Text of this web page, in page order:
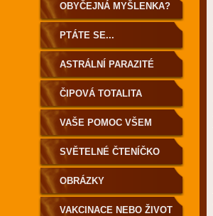
OBYČEJNÁ MYŠLENKA?
PTÁTE SE...
ASTRÁLNÍ PARAZITÉ
ČIPOVÁ TOTALITA
VAŠE POMOC VŠEM
SVĚTELNÉ ČTENÍČKO
OBRÁZKY
VAKCINACE NEBO ŽIVOT